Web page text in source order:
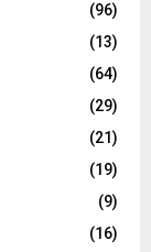
(96)
(13)
(64)
(29)
(21)
(19)
(9)
(16)